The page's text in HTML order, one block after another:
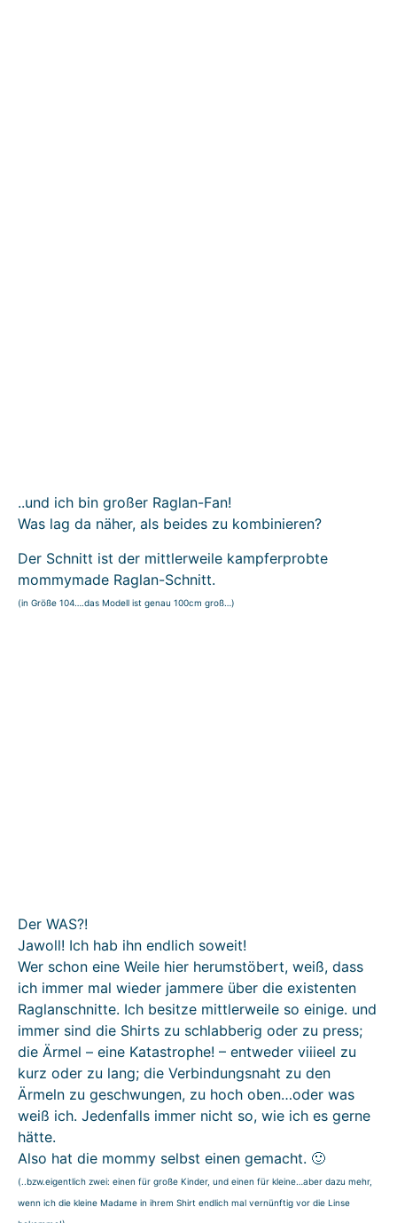
..und ich bin großer Raglan-Fan!
Was lag da näher, als beides zu kombinieren?
Der Schnitt ist der mittlerweile kampferprobte
mommymade Raglan-Schnitt.
(in Größe 104….das Modell ist genau 100cm groß…)
Der WAS?!
Jawoll! Ich hab ihn endlich soweit!
Wer schon eine Weile hier herumstöbert, weiß, dass
ich immer mal wieder jammere über die existenten
Raglanschnitte. Ich besitze mittlerweile so einige. und
immer sind die Shirts zu schlabberig oder zu press;
die Ärmel – eine Katastrophe! – entweder viiieel zu
kurz oder zu lang; die Verbindungsnaht zu den
Ärmeln zu geschwungen, zu hoch oben…oder was
weiß ich. Jedenfalls immer nicht so, wie ich es gerne
hätte.
Also hat die mommy selbst einen gemacht. 🙂
(..bzw.eigentlich zwei: einen für große Kinder, und einen für kleine…aber dazu mehr,
wenn ich die kleine Madame in ihrem Shirt endlich mal vernünftig vor die Linse